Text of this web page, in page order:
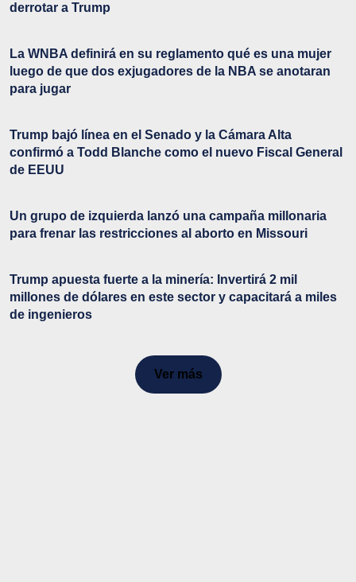
derrotar a Trump
La WNBA definirá en su reglamento qué es una mujer
luego de que dos exjugadores de la NBA se anotaran
para jugar
Trump bajó línea en el Senado y la Cámara Alta
confirmó a Todd Blanche como el nuevo Fiscal General
de EEUU
Un grupo de izquierda lanzó una campaña millonaria
para frenar las restricciones al aborto en Missouri
Trump apuesta fuerte a la minería: Invertirá 2 mil
millones de dólares en este sector y capacitará a miles
de ingenieros
Ver más